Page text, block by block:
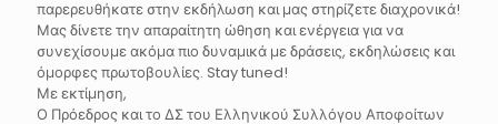
παρερευθήκατε στην εκδήλωση και μας στηρίζετε διαχρονικά!
Μας δίνετε την απαραίτητη ώθηση και ενέργεια για να
συνεχίσουμε ακόμα πιο δυναμικά με δράσεις, εκδηλώσεις και
όμορφες πρωτοβουλίες. Stay tuned!
Με εκτίμηση,
Ο Πρόεδρος και το ΔΣ του Ελληνικού Συλλόγου Αποφοίτων